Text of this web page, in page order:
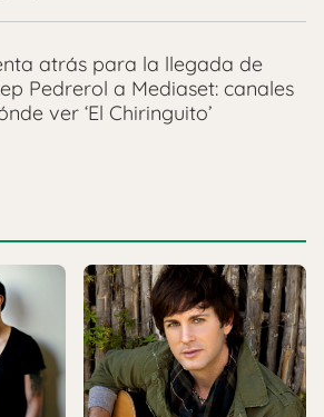
atrás para la llegada de
Pedrerol a Mediaset: canales
ver ‘El Chiringuito’